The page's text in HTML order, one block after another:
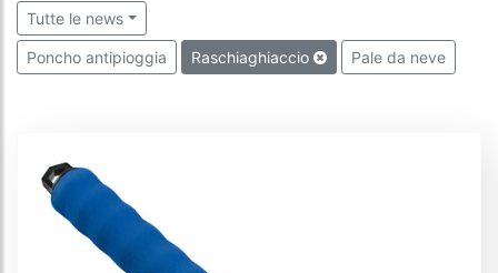
Tutte le news
Poncho antipioggia Raschiaghiaccio Pale da neve